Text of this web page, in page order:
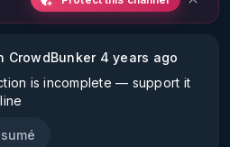
CrowdBunker 4 years ago
is incomplete — support it